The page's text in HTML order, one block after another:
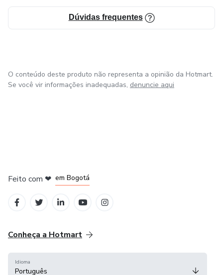
Dúvidas frequentes
O conteúdo deste produto não representa a opinião da Hotmart.
Se você vir informações inadequadas, denuncie aqui
Feito com ❤ em Bogotá
Conheça a Hotmart
Idioma
Português